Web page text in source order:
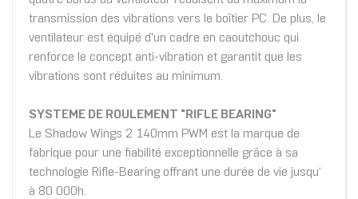
transmission des vibrations vers le boîtier PC. De plus, le
ventilateur est équipé d'un cadre en caoutchouc qui
renforce le concept anti-vibration et garantit que les
vibrations sont réduites au minimum.
SYSTEME DE ROULEMENT "RIFLE BEARING"
Le Shadow Wings 2 140mm PWM est la marque de
fabrique pour une fiabilité exceptionnelle grâce à sa
technologie Rifle-Bearing offrant une durée de vie jusqu‘
à 80 000h.